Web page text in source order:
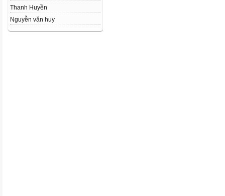
Thanh Huyền
Nguyễn văn huy